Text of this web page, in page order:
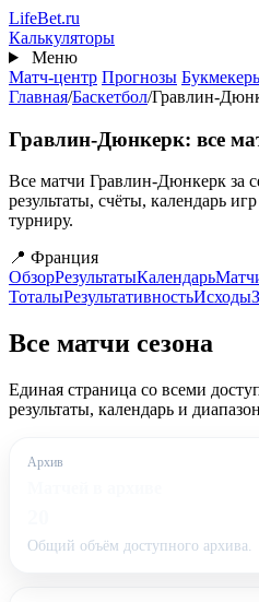
Перейти
к
основному
содержанию
LifeBet.ru
Калькуляторы
Меню
Матч-центр Прогнозы
Главная/Баскетбол/Гравлин-
Гравлин-Дюнкерк: все
Все матчи Гравлин-Дюнкерк за
результаты, счёты, календарь
турниру.
📍 Франция
ОбзорРезультатыКалендарь
ТоталыРезультативностьИсходы
Все матчи сезона
Единая страница со всеми
результаты, календарь и
Архив
Общий объём доступного архива.